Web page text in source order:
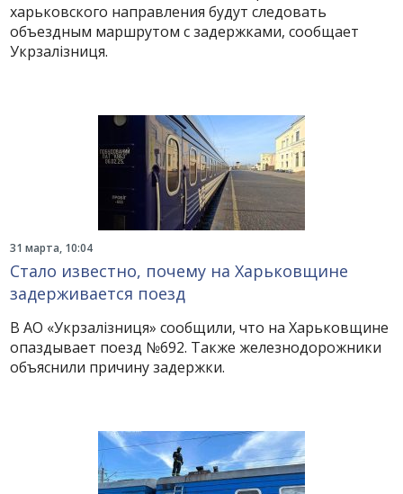
харьковского направления будут следовать
объездным маршрутом с задержками, сообщает
Укрзалізниця.
31 марта, 10:04
Стало известно, почему на Харьковщине
задерживается поезд
В АО «Укрзалізниця» сообщили, что на Харьковщине
опаздывает поезд №692. Также железнодорожники
объяснили причину задержки.